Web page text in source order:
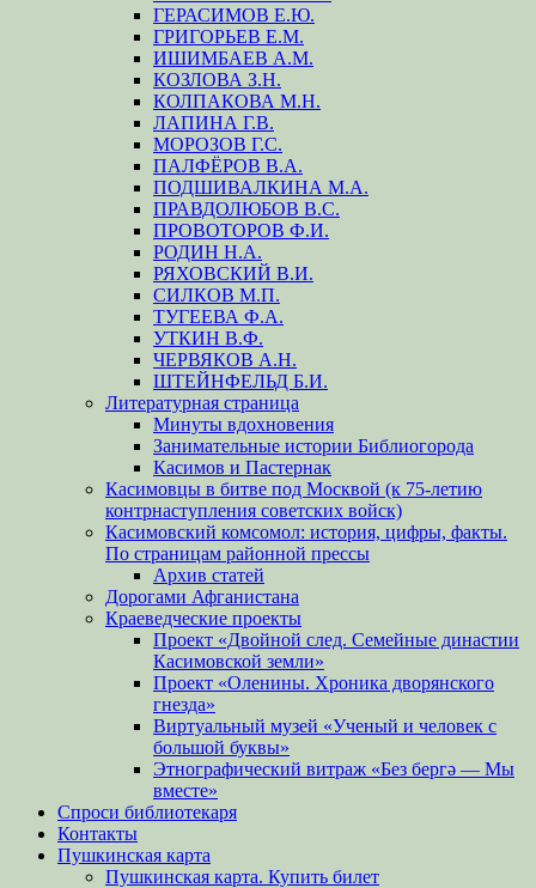
ГЕРАСИМОВ Е.Ю.
ГРИГОРЬЕВ Е.М.
ИШИМБАЕВ А.М.
КОЗЛОВА З.Н.
КОЛПАКОВА М.Н.
ЛАПИНА Г.В.
МОРОЗОВ Г.С.
ПАЛФЁРОВ В.А.
ПОДШИВАЛКИНА М.А.
ПРАВДОЛЮБОВ В.С.
ПРОВОТОРОВ Ф.И.
РОДИН Н.А.
РЯХОВСКИЙ В.И.
СИЛКОВ М.П.
ТУГЕЕВА Ф.А.
УТКИН В.Ф.
ЧЕРВЯКОВ А.Н.
ШТЕЙНФЕЛЬД Б.И.
Литературная страница
Минуты вдохновения
Занимательные истории Библиогорода
Касимов и Пастернак
Касимовцы в битве под Москвой (к 75-летию
контрнаступления советских войск)
Касимовский комсомол: история, цифры, факты.
По страницам районной прессы
Архив статей
Дорогами Афганистана
Краеведческие проекты
Проект «Двойной след. Семейные династии
Касимовской земли»
Проект «Оленины. Хроника дворянского
гнезда»
Виртуальный музей «Ученый и человек с
большой буквы»
Этнографический витраж «Без бергə — Мы
вместе»
Спроси библиотекаря
Контакты
Пушкинская карта
Пушкинская карта. Купить билет